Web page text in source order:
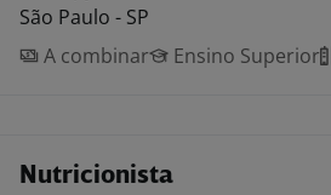
São Paulo - SP
A combinar
Ensino Superior
Nutricionista